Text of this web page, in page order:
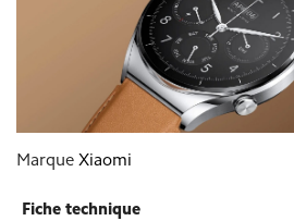
Marque Xiaomi
Fiche technique